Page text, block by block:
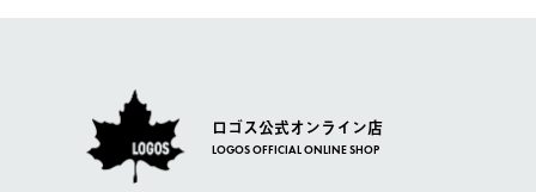
ロゴス公式オンライン店
LOGOS OFFICIAL ONLINE SHOP